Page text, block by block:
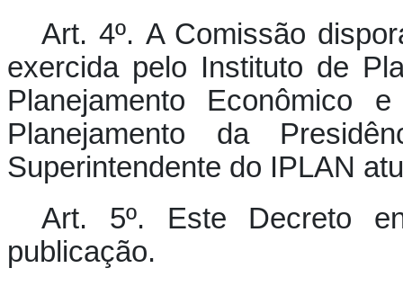
Art. 4º. A Comissão
exercida pelo Instituto de
Planejamento Econômico
Planejamento da
Superintendente do IPLAN
Art. 5º. Este Decreto
publicação.